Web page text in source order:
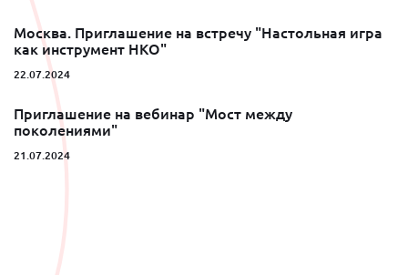
Москва. Приглашение на встречу "Настольная игра
как инструмент НКО"
22.07.2024
Приглашение на вебинар "Мост между
поколениями"
21.07.2024